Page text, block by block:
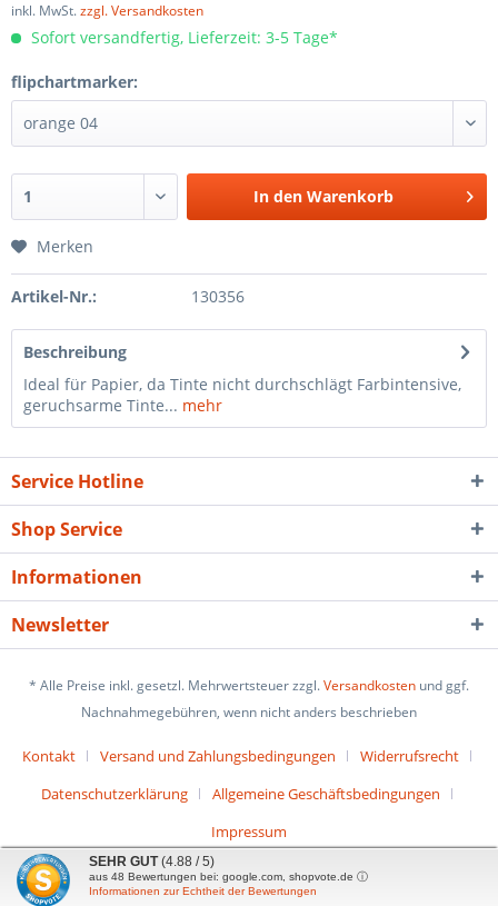
inkl. MwSt.zzgl. Versandkosten
Sofort versandfertig, Lieferzeit: 3-5 Tage*
flipchartmarker:
In den Warenkorb
Merken
Artikel-Nr.: 130356
Beschreibung
Ideal für Papier, da Tinte nicht durchschlägt Farbintensive,
geruchsarme Tinte... mehr
Service Hotline
Shop Service
Informationen
Newsletter
* Alle Preise inkl. gesetzl. Mehrwertsteuer zzgl.Versandkosten und ggf.
Nachnahmegebühren, wenn nicht anders beschrieben
Kontakt Versand und Zahlungsbedingungen
Widerrufsrecht
Datenschutzerklärung
Allgemeine Geschäftsbedingungen
Impressum
SEHR GUT (4.88 / 5)
aus 48 Bewertungen bei: google.com, shopvote.de ⓘ
Informationen zur Echtheit der Bewertungen